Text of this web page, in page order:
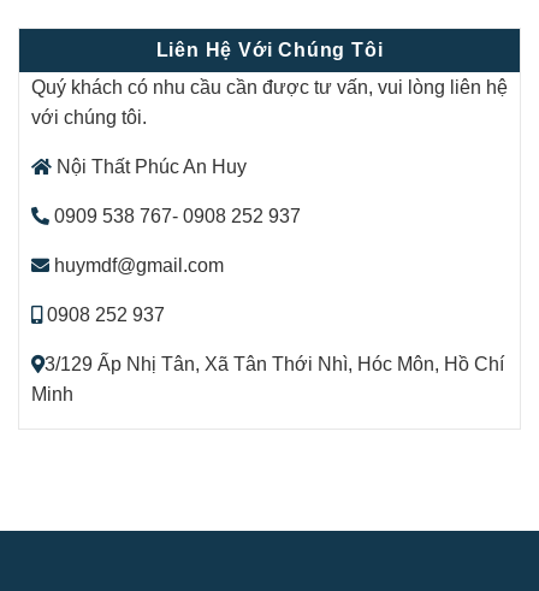
Liên Hệ Với Chúng Tôi
Quý khách có nhu cầu cần được tư vấn, vui lòng liên hệ
với chúng tôi.
Nội Thất Phúc An Huy
0909 538 767- 0908 252 937
huymdf@gmail.com
0908 252 937
3/129 Ấp Nhị Tân, Xã Tân Thới Nhì, Hóc Môn, Hồ Chí
Minh